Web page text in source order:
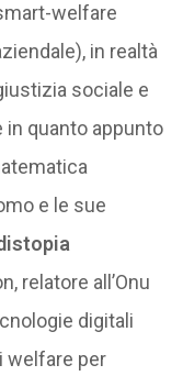
welfare
in realtà
sociale e
in quanto appunto
e le sue
relatore all’Onu
digitali
welfare per